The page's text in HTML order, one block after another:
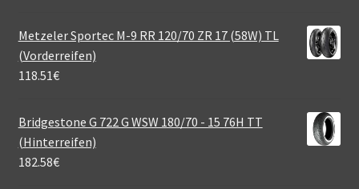
Metzeler Sportec M-9 RR 120/70 ZR 17 (58W) TL
(Vorderreifen)
118.51€
Bridgestone G 722 G WSW 180/70 - 15 76H TT
(Hinterreifen)
182.58€